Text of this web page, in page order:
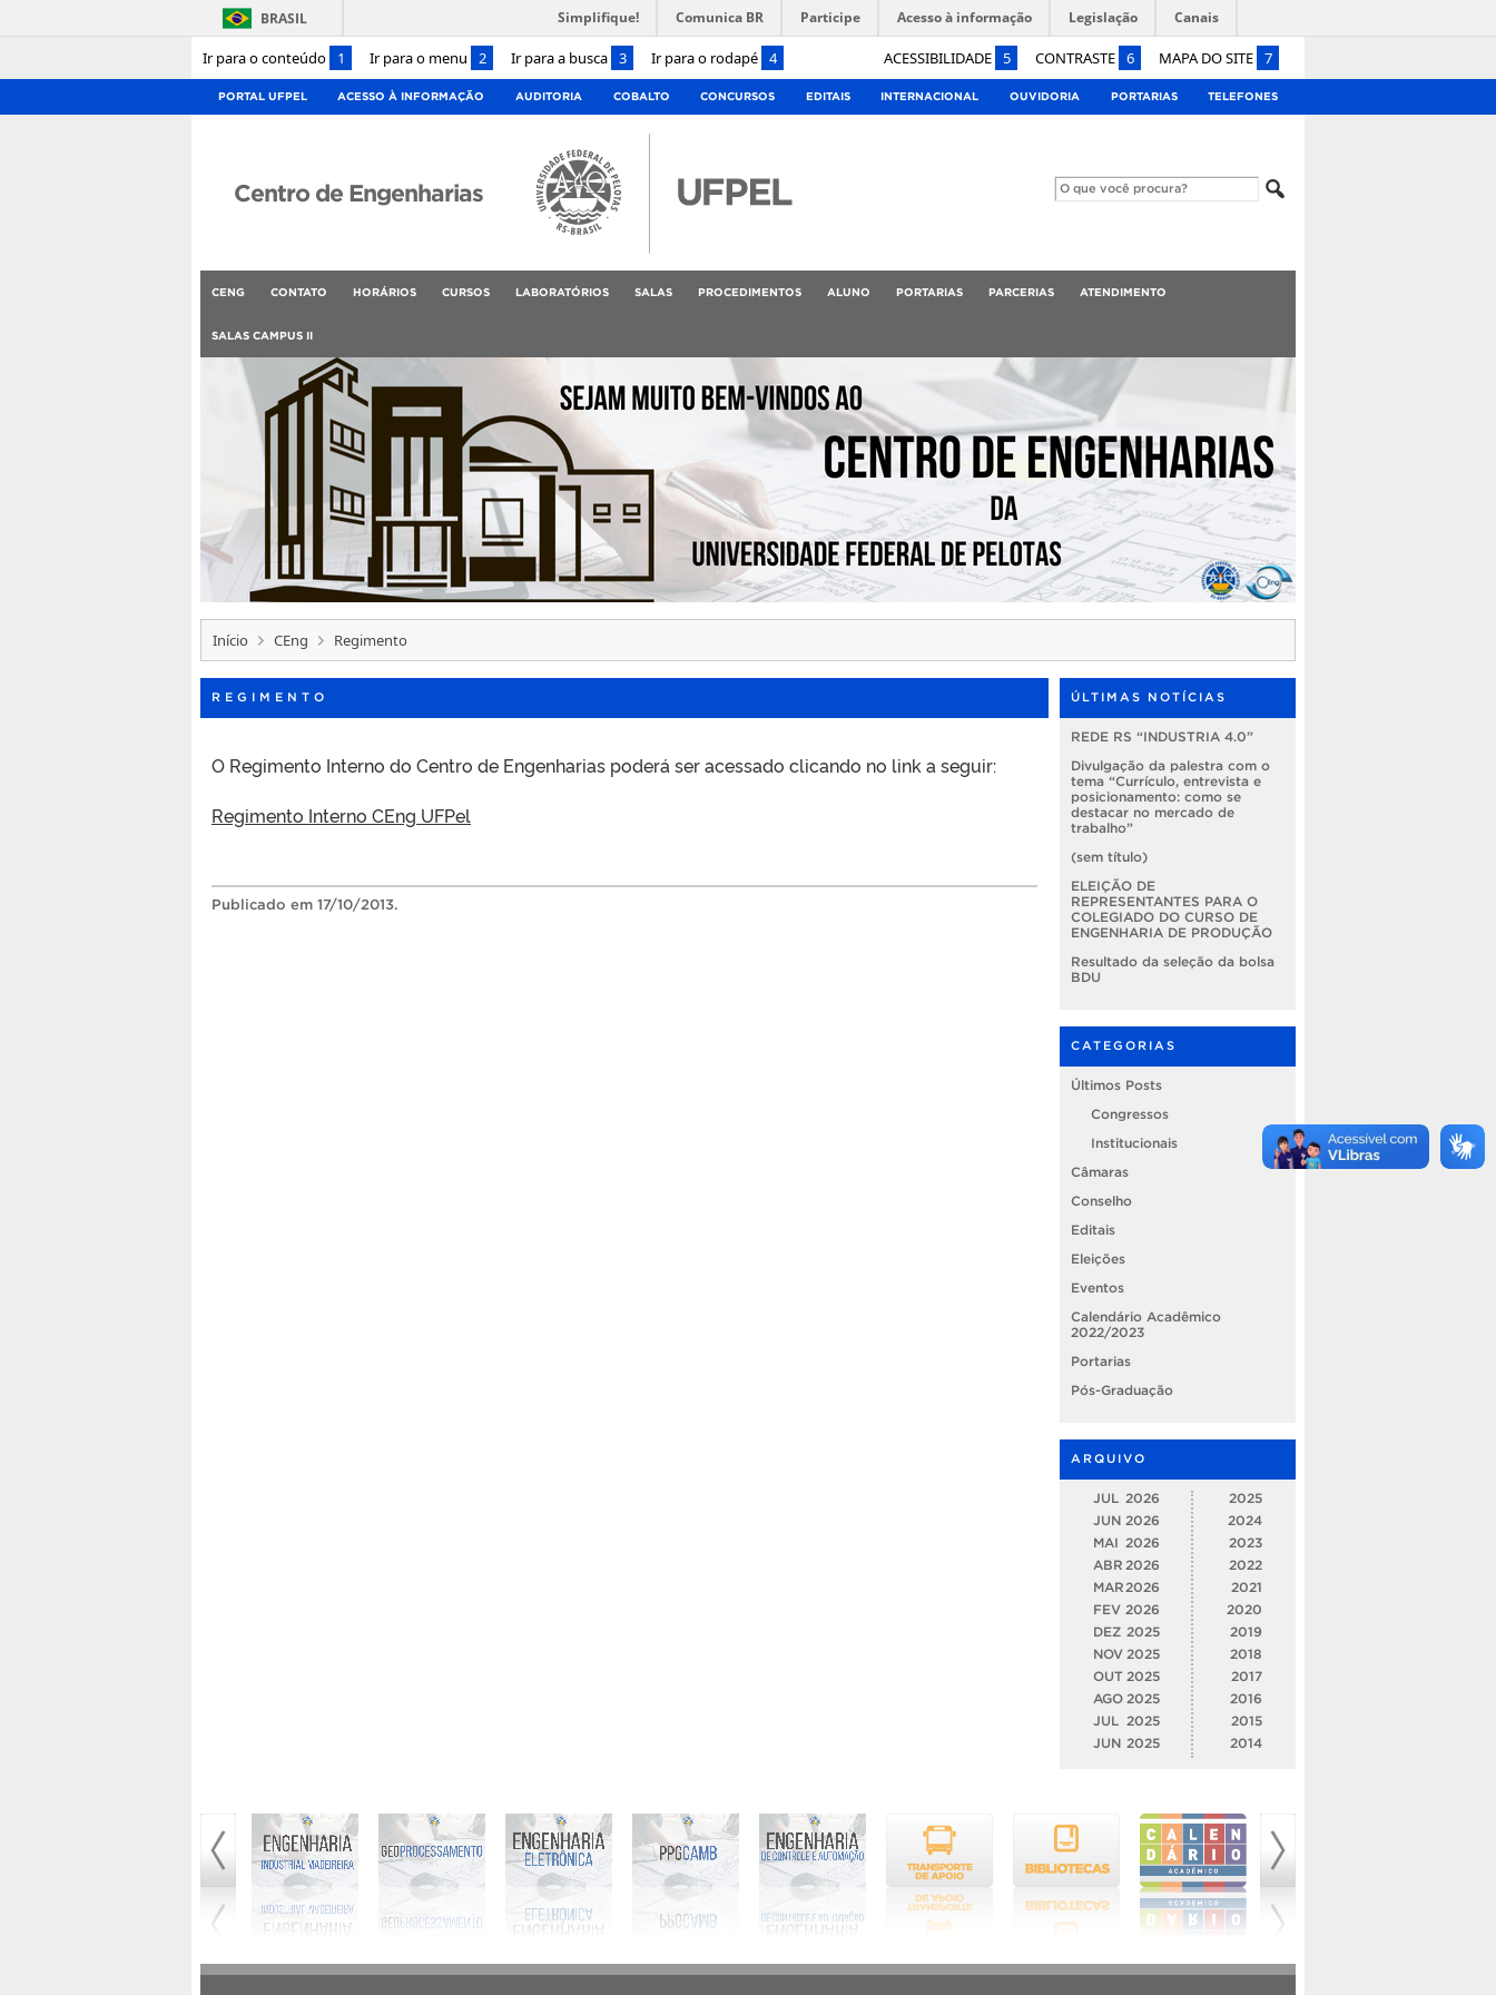
Ir para o conteúdo 1 Ir para o menu 2 Ir para a busca 3 Ir para o rodapé 4 ACESSIBILIDADE 5 CONTRASTE 6 MAPA DO SITE 7
BRASIL Simplifique! Comunica BR Participe Acesso à informação Legislação Canais
PORTAL UFPEL ACESSO À INFORMAÇÃO AUDITORIA COBALTO CONCURSOS EDITAIS INTERNACIONAL OUVIDORIA PORTARIAS TELEFONES
Centro de Engenharias
CENG CONTATO HORÁRIOS CURSOS LABORATÓRIOS SALAS PROCEDIMENTOS ALUNO PORTARIAS PARCERIAS ATENDIMENTO
SALAS CAMPUS II
Início CEng Regimento
REGIMENTO
O Regimento Interno do Centro de Engenharias poderá ser acessado clicando no link a seguir:
Regimento Interno CEng UFPel
Publicado em 17/10/2013.
ÚLTIMAS NOTÍCIAS
REDE RS “INDUSTRIA 4.0”
Divulgação da palestra com o
tema “Currículo, entrevista e
posicionamento: como se
destacar no mercado de
trabalho”
(sem título)
ELEIÇÃO DE
REPRESENTANTES PARA O
COLEGIADO DO CURSO DE
ENGENHARIA DE PRODUÇÃO
Resultado da seleção da bolsa
BDU
CATEGORIAS
Últimos Posts
Congressos
Institucionais
Câmaras
Conselho
Editais
Eleições
Eventos
Calendário Acadêmico
2022/2023
Portarias
Pós-Graduação
ARQUIVO
JUL 2026
JUN 2026
MAI
2026
ABR 2026
MAR 2026
FEV 2026
DEZ 2025
NOV 2025
OUT 2025
AGO 2025
JUL
2025
JUN 2025
2025
2024
2023
2022
2021
2020
2019
2018
2017
2016
2015
2014